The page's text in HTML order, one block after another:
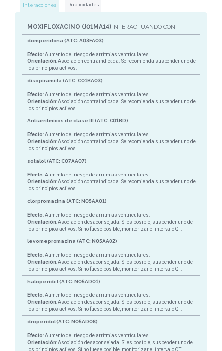
Interacciones Duplicidades
MOXIFLOXACINO (J01MA14) INTERACTUANDO CON:
domperidona (ATC: A03FA03)
Efecto: Aumento del riesgo de arritmias ventriculares.
Orientación: Asociación contraindicada. Se recomienda suspender uno de
los principios activos.
disopiramida (ATC: C01BA03)
Efecto: Aumento del riesgo de arritmias ventriculares.
Orientación: Asociación contraindicada. Se recomienda suspender uno de
los principios activos.
Antiarrítmicos de clase III (ATC: C01BD)
Efecto: Aumento del riesgo de arritmias ventriculares.
Orientación: Asociación contraindicada. Se recomienda suspender uno de
los principios activos.
sotalol (ATC: C07AA07)
Efecto: Aumento del riesgo de arritmias ventriculares.
Orientación: Asociación contraindicada. Se recomienda suspender uno de
los principios activos.
clorpromazina (ATC: N05AA01)
Efecto: Aumento del riesgo de arritmias ventriculares.
Orientación: Asociación desaconsejada. Si es posible, suspender uno de
los principios activos. Si no fuese posible, monitorizar el intervalo QT.
levomepromazina (ATC: N05AA02)
Efecto: Aumento del riesgo de arritmias ventriculares.
Orientación: Asociación desaconsejada. Si es posible, suspender uno de
los principios activos. Si no fuese posible, monitorizar el intervalo QT.
haloperidol (ATC: N05AD01)
Efecto: Aumento del riesgo de arritmias ventriculares.
Orientación: Asociación desaconsejada. Si es posible, suspender uno de
los principios activos. Si no fuese posible, monitorizar el intervalo QT.
droperidol (ATC: N05AD08)
Efecto: Aumento del riesgo de arritmias ventriculares.
Orientación: Asociación desaconsejada. Si es posible, suspender uno de
los principios activos. Si no fuese posible, monitorizar el intervalo QT.